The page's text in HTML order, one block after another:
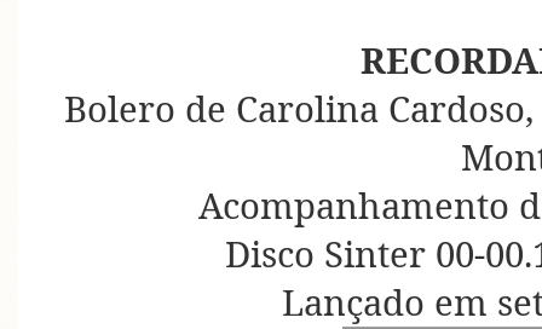
Bolero de Carolina
Acompanhamento
Disco Sinter 00-
Lançado em